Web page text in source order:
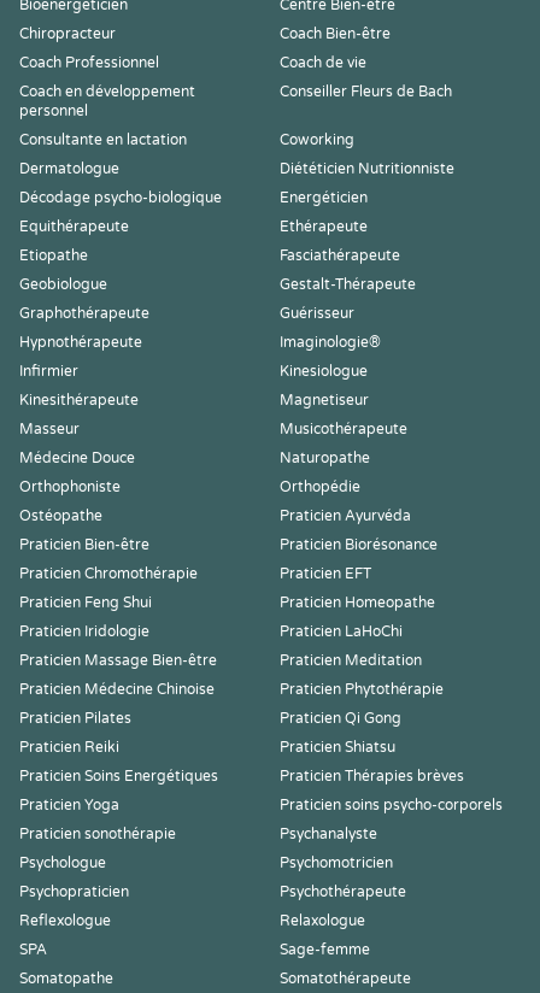
Bioénergéticien
Centre Bien-être
Chiropracteur
Coach Bien-être
Coach Professionnel
Coach de vie
Coach en développement
personnel
Conseiller Fleurs de Bach
Consultante en lactation
Coworking
Dermatologue
Diététicien Nutritionniste
Décodage psycho-biologique
Energéticien
Equithérapeute
Ethérapeute
Etiopathe
Fasciathérapeute
Geobiologue
Gestalt-Thérapeute
Graphothérapeute
Guérisseur
Hypnothérapeute
Imaginologie®
Infirmier
Kinesiologue
Kinesithérapeute
Magnetiseur
Masseur
Musicothérapeute
Médecine Douce
Naturopathe
Orthophoniste
Orthopédie
Ostéopathe
Praticien Ayurvéda
Praticien Bien-être
Praticien Biorésonance
Praticien Chromothérapie
Praticien EFT
Praticien Feng Shui
Praticien Homeopathe
Praticien Iridologie
Praticien LaHoChi
Praticien Massage Bien-être
Praticien Meditation
Praticien Médecine Chinoise
Praticien Phytothérapie
Praticien Pilates
Praticien Qi Gong
Praticien Reiki
Praticien Shiatsu
Praticien Soins Energétiques
Praticien Thérapies brèves
Praticien Yoga
Praticien soins psycho-corporels
Praticien sonothérapie
Psychanalyste
Psychologue
Psychomotricien
Psychopraticien
Psychothérapeute
Reflexologue
Relaxologue
SPA
Sage-femme
Somatopathe
Somatothérapeute